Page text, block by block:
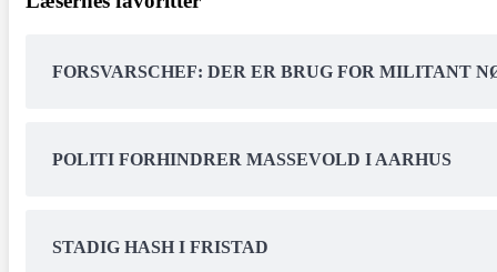
FORSVARSCHEF: DER ER BRUG FOR MILITANT
POLITI FORHINDRER MASSEVOLD I AARHUS
STADIG HASH I FRISTAD